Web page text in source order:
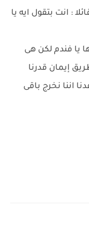
: انت بتقول ايه يا
يا فندم لكن هى
إيمان قدرنا
اننا نخرج باقى